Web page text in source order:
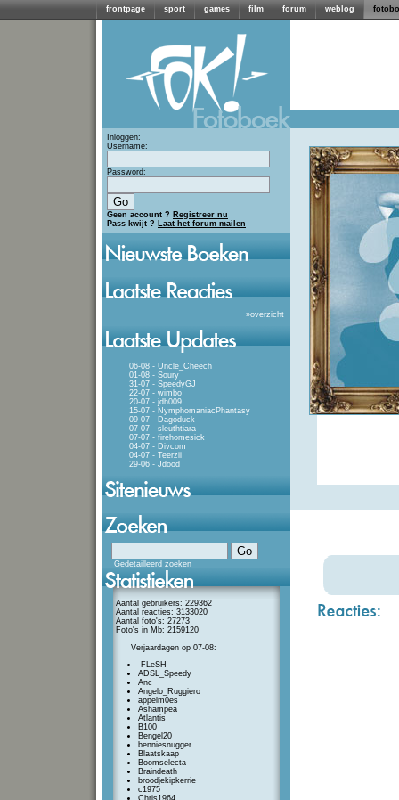
frontpage sport games film forum weblog
Inloggen:
Username:
Password:
Geen account ? Registreer nu
Pass kwijt ? Laat het forum mailen
»overzicht
06-08 - Uncle_Cheech
01-08 - Soury
31-07 - SpeedyGJ
22-07 - wimbo
20-07 - jdh009
15-07 - NymphomaniacPhantasy
09-07 - Dagoduck
07-07 - sleuthtiara
07-07 - firehomesick
04-07 - Divcom
04-07 - Teerzii
29-06 - Jdood
Gedetailleerd zoeken
Aantal gebruikers: 229362
Aantal reacties: 3133020
Aantal foto's: 27273
Foto's in Mb: 2159120
Verjaardagen op 07-08:
-FLeSH-
ADSL_Speedy
Anc
Angelo_Ruggiero
appelm0es
Ashampea
Atlantis
B100
Bengel20
benniesnugger
Blaatskaap
Boomselecta
Braindeath
broodjekipkerrie
c1975
Chris1964